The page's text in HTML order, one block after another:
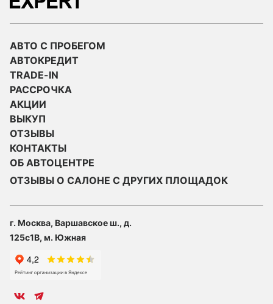
АВТО С ПРОБЕГОМ
АВТОКРЕДИТ
TRADE-IN
РАССРОЧКА
АКЦИИ
ВЫКУП
ОТЗЫВЫ
КОНТАКТЫ
ОБ АВТОЦЕНТРЕ
ОТЗЫВЫ О САЛОНЕ С ДРУГИХ ПЛОЩАДОК
г. Москва, Варшавское ш., д.
125с1В, м. Южная